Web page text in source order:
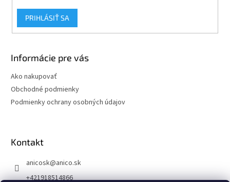
PRIHLÁSIŤ SA
Informácie pre vás
Ako nakupovať
Obchodné podmienky
Podmienky ochrany osobných údajov
Kontakt
anicosk@anico.sk
+421918514866